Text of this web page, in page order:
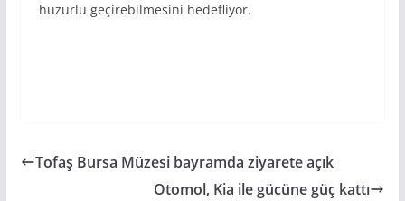
huzurlu geçirebilmesini hedefliyor.
Tofaş Bursa Müzesi bayramda ziyarete açık
Otomol, Kia ile gücüne güç kattı